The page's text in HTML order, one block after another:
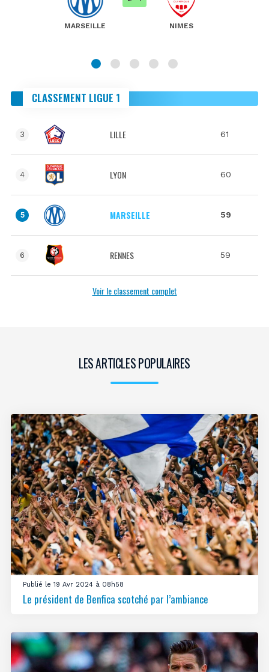
MARSEILLE NIMES
CLASSEMENT LIGUE 1
3 LILLE 61
4 LYON 60
5 MARSEILLE 59
6 RENNES 59
Voir le classement complet
LES ARTICLES POPULAIRES
Publié le 19 Avr 2024 à 08h58
Le président de Benfica scotché par l’ambiance